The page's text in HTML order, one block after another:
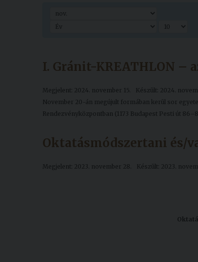
I. Gránit-KREATHLON –
Megjelent: 2024. november 15.
Készült: 2024.
November 20-án megújult formában kerül sor
Rendezvényközpontban (1173 Budapest Pesti út
Oktatásmódszertani és/
Megjelent: 2023. november 28.
Készült: 2023.